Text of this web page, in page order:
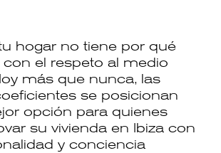
hogar no tiene por qué
el respeto al medio
más que nunca, las
se posicionan
opción para quienes
su vivienda en Ibiza con
y conciencia